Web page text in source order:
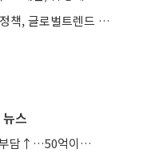
주병기 "'乙 협상력 강화' 등 韓 경쟁정책, 글로벌트렌드 부합"
스
실거주1주택 시가 32억부터 종부세 부담↑…50억이면 454→979만원